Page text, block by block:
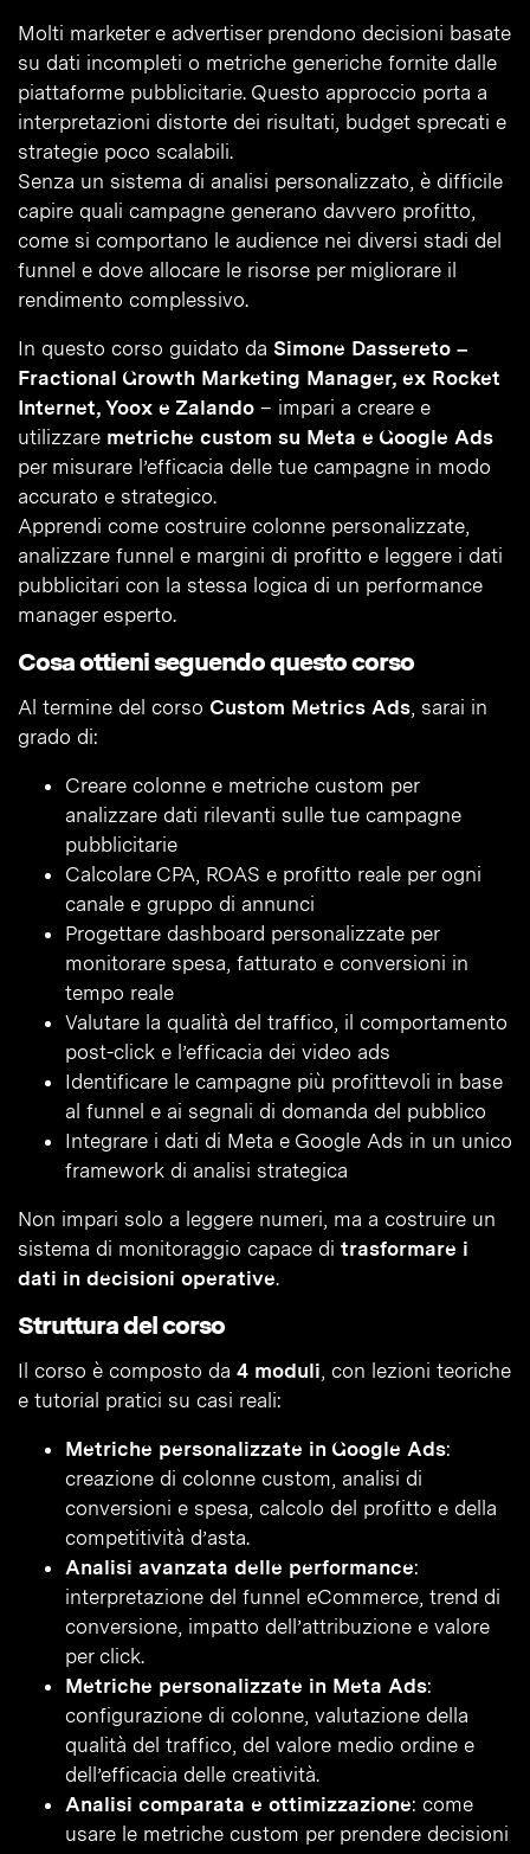
Molti marketer e advertiser prendono decisioni basate
su dati incompleti o metriche generiche fornite dalle
piattaforme pubblicitarie. Questo approccio porta a
interpretazioni distorte dei risultati, budget sprecati e
strategie poco scalabili.
Senza un sistema di analisi personalizzato, è difficile
capire quali campagne generano davvero profitto,
come si comportano le audience nei diversi stadi del
funnel e dove allocare le risorse per migliorare il
rendimento complessivo.
In questo corso guidato da Simone Dassereto –
Fractional Growth Marketing Manager, ex Rocket
Internet, Yoox e Zalando – impari a creare e
utilizzare metriche custom su Meta e Google Ads
per misurare l’efficacia delle tue campagne in modo
accurato e strategico.
Apprendi come costruire colonne personalizzate,
analizzare funnel e margini di profitto e leggere i dati
pubblicitari con la stessa logica di un performance
manager esperto.
Cosa ottieni seguendo questo corso
Al termine del corso Custom Metrics Ads, sarai in
grado di:
Creare colonne e metriche custom per
analizzare dati rilevanti sulle tue campagne
pubblicitarie
Calcolare CPA, ROAS e profitto reale per ogni
canale e gruppo di annunci
Progettare dashboard personalizzate per
monitorare spesa, fatturato e conversioni in
tempo reale
Valutare la qualità del traffico, il comportamento
post-click e l’efficacia dei video ads
Identificare le campagne più profittevoli in base
al funnel e ai segnali di domanda del pubblico
Integrare i dati di Meta e Google Ads in un unico
framework di analisi strategica
Non impari solo a leggere numeri, ma a costruire un
sistema di monitoraggio capace di trasformare i
dati in decisioni operative.
Struttura del corso
Il corso è composto da 4 moduli, con lezioni teoriche
e tutorial pratici su casi reali:
Metriche personalizzate in Google Ads:
creazione di colonne custom, analisi di
conversioni e spesa, calcolo del profitto e della
competitività d’asta.
Analisi avanzata delle performance:
interpretazione del funnel eCommerce, trend di
conversione, impatto dell’attribuzione e valore
per click.
Metriche personalizzate in Meta Ads:
configurazione di colonne, valutazione della
qualità del traffico, del valore medio ordine e
dell’efficacia delle creatività.
Analisi comparata e ottimizzazione: come
usare le metriche custom per prendere decisioni